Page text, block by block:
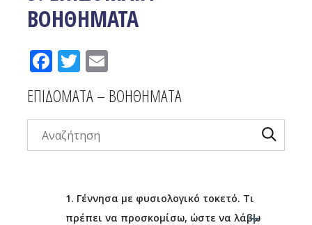
ΒΟΗΘΗΜΑΤΑ
Facebook
Twitter
ΕΠΙΔΟΜΑΤΑ – ΒΟΗΘΗΜΑΤΑ
1. Γέννησα με φυσιολογικό τοκετό. Τι
πρέπει να προσκομίσω, ώστε να λάβω